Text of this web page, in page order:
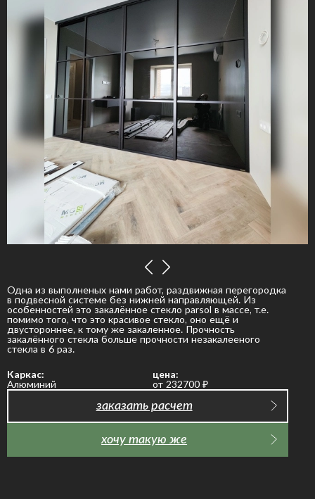
Одна из выполненых нами работ, раздвижная перегородка
в подвесной системе без нижней направляющей. Из
особенностей это закалённое стекло parsol в массе, т.е.
помимо того, что это красивое стекло, оно ещё и
двустороннее, к тому же закаленное. Прочность
закалённого стекла больше прочности незакалееного
стекла в 6 раз.
Каркас:
Алюминий
цена:
от 232700 ₽
заказать расчет
хочу такую же